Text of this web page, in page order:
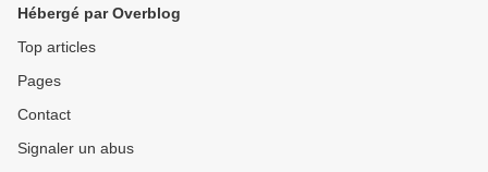
Hébergé par Overblog
Top articles
Pages
Contact
Signaler un abus